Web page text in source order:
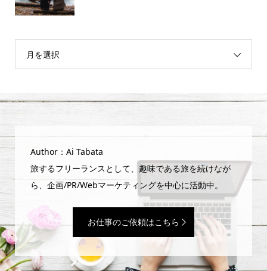
月を選択
Author：Ai Tabata
旅するフリーランスとして、趣味である旅を続けなが
ら、企画/PR/Webマーケティングを中心に活動中。
お仕事のご依頼はこちら